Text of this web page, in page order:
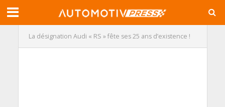
La désignation Audi « RS » fête ses 25 ans d’existence !